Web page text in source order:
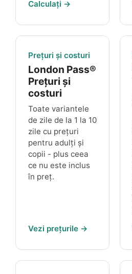
Calculați →
Prețuri și costuri
London Pass®
Prețuri și
costuri
Toate variantele
de zile de la 1 la 10
zile cu prețuri
pentru adulți și
copii - plus ceea
ce nu este inclus
în preț.
Vezi prețurile →